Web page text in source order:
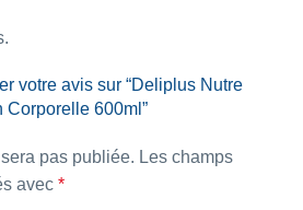
votre avis sur “Deliplus Nutre
600ml”
pas publiée. Les champs
avec *